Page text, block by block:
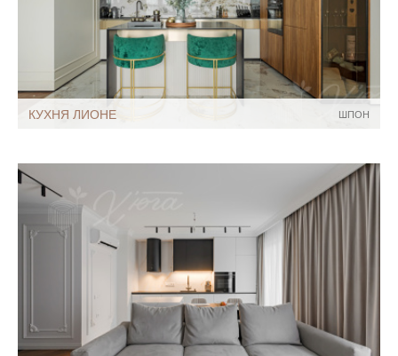
ШПОН
КУХНЯ ЛИОНЕ
С островом